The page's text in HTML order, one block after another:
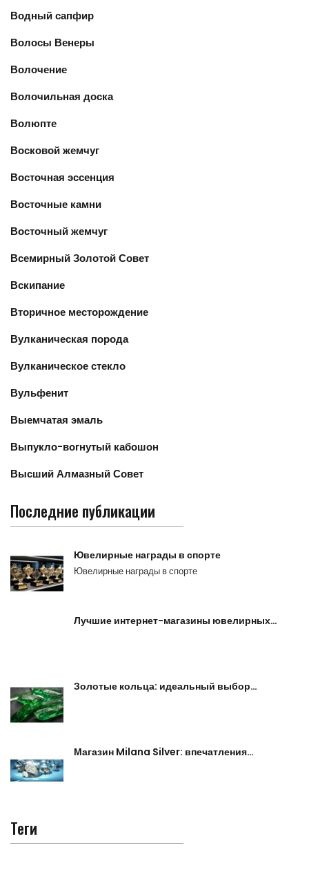
Водный сапфир
Волосы Венеры
Волочение
Волочильная доска
Волюпте
Восковой жемчуг
Восточная эссенция
Восточные камни
Восточный жемчуг
Всемирный Золотой Совет
Вскипание
Вторичное месторождение
Вулканическая порода
Вулканическое стекло
Вульфенит
Выемчатая эмаль
Выпукло-вогнутый кабошон
Высший Алмазный Совет
Последние публикации
Ювелирные награды в спорте
Ювелирные награды в спорте
Лучшие интернет-магазины ювелирных…
Золотые кольца: идеальный выбор…
Магазин Milana Silver: впечатления…
Теги